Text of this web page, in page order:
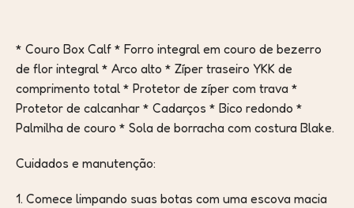
* Couro Box Calf * Forro integral em couro de bezerro
de flor integral * Arco alto * Zíper traseiro YKK de
comprimento total * Protetor de zíper com trava *
Protetor de calcanhar * Cadarços * Bico redondo *
Palmilha de couro * Sola de borracha com costura Blake.
Cuidados e manutenção:
1. Comece limpando suas botas com uma escova macia